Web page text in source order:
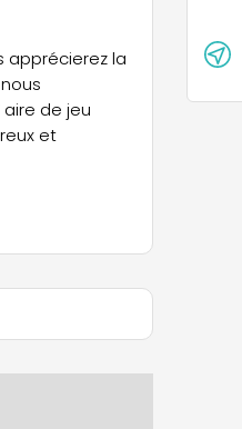
apprécierez la
de jeu
et